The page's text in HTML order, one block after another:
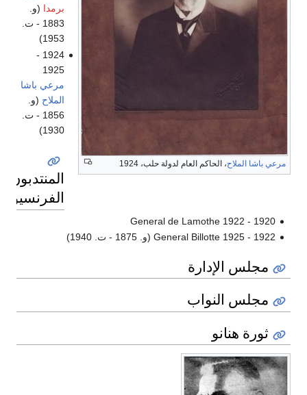
مرعي باشا الملاح، الحاكم العام لدولة حلب، 1924
برمدا (و.
1883 - ت.
1953)
1924 -
1925
مرعي باشا
الملاح (و.
1856 - ت.
1930)
المنتدبون
الفرنسيون
1920 - 1922 General de Lamothe
1922 - 1925 General Billotte (و. 1875 - ت. 1940)
مجلس الإدارة
مجلس النواب
ثورة هنانو